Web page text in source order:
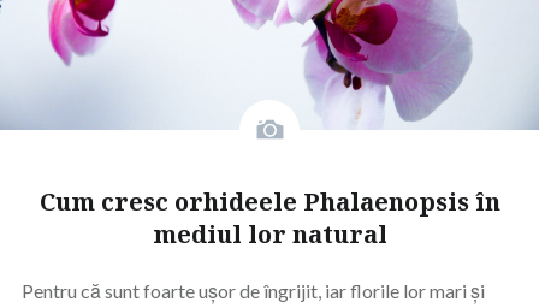
Cum cresc orhideele Phalaenopsis în
mediul lor natural
Pentru că sunt foarte ușor de îngrijit, iar florile lor mari și